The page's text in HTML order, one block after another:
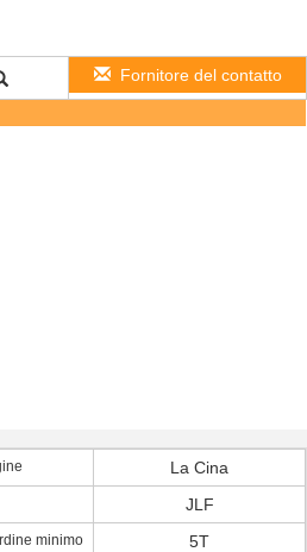
Fornitore del contatto
di potenza idraulica di JLF 12v, pompa, carro
La Cina
JLF
minimo 5T